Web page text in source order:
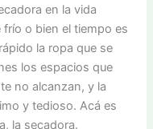
en la vida
o bien el tiempo es
la ropa que se
los espacios que
no alcanzan, y la
y tedioso. Acá es
la secadora.